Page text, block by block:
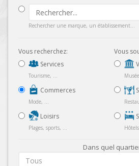
Rechercher une marque, un établissement...
Vous recherchez:
Services
Tourisme, ...
Commerces
Mode, ...
Loisirs
Plages, sports, ...
Vous
Dans quel
Tous